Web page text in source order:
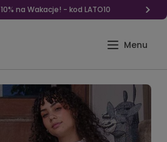
na Wakacje! - kod LATO10